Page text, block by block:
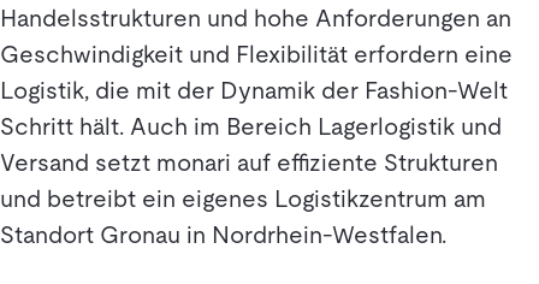
Handelsstrukturen und hohe Anforderungen an
Geschwindigkeit und Flexibilität erfordern eine
Logistik, die mit der Dynamik der Fashion-Welt
Schritt hält. Auch im Bereich Lagerlogistik und
Versand setzt monari auf effiziente Strukturen
und betreibt ein eigenes Logistikzentrum am
Standort Gronau in Nordrhein-Westfalen.